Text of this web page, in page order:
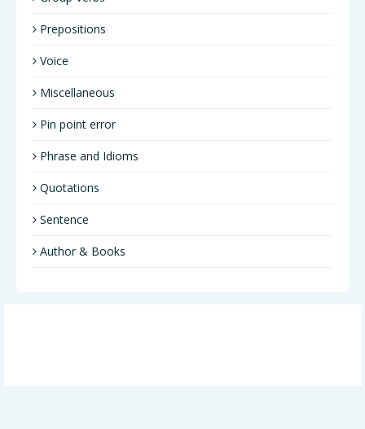
Prepositions
Voice
Miscellaneous
Pin point error
Phrase and Idioms
Quotations
Sentence
Author & Books